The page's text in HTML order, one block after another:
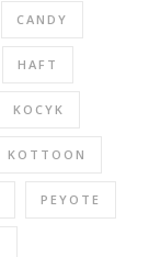
CANDY
HAFT
KOCYK
KOTTOON
PEYOTE